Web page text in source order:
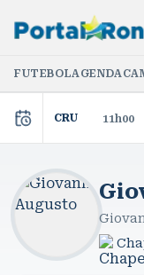
FUTEBOLAGENDA
CRU 11h00